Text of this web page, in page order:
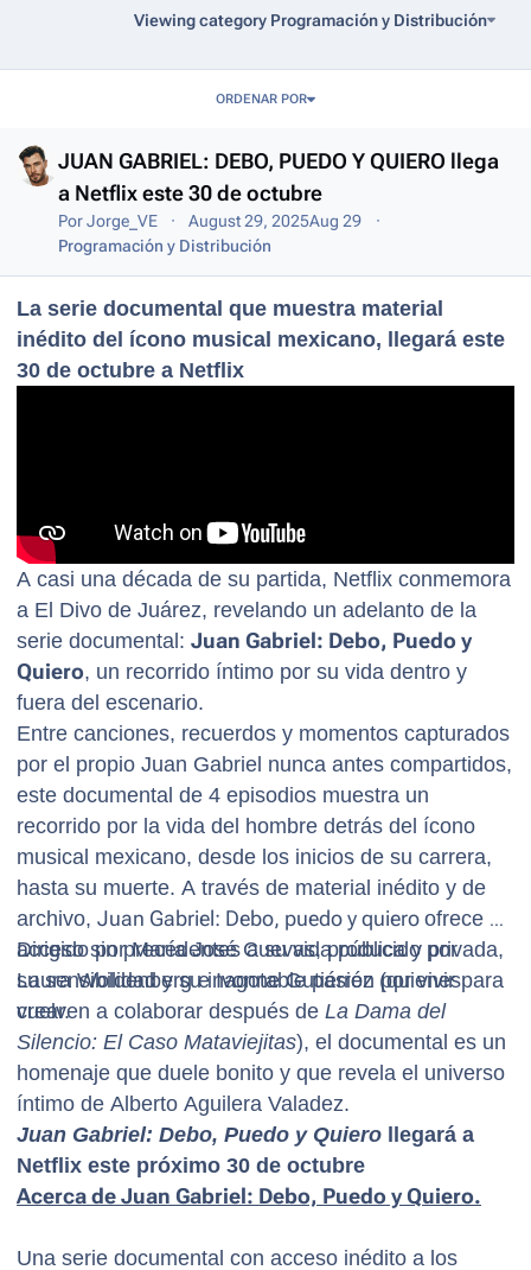
Viewing category Programación y Distribución
ORDENAR POR
JUAN GABRIEL: DEBO, PUEDO Y QUIERO llega
a Netflix este 30 de octubre
PorJorge_VE August 29, 2025Aug 29
Programación y Distribución
La serie documental que muestra material
inédito del ícono musical mexicano, llegará este
30 de octubre a Netflix
A casi una década de su partida, Netflix conmemora
a El Divo de Juárez, revelando un adelanto de la
serie documental: Juan Gabriel: Debo, Puedo y
Quiero, un recorrido íntimo por su vida dentro y
fuera del escenario.
Entre canciones, recuerdos y momentos capturados
por el propio Juan Gabriel nunca antes compartidos,
este documental de 4 episodios muestra un
recorrido por la vida del hombre detrás del ícono
musical mexicano, desde los inicios de su carrera,
hasta su muerte. A través de material inédito y de
archivo, Juan Gabriel: Debo, puedo y quiero ofrece un
acceso sin precedentes a su vida pública y privada,
su sensibilidad y su inagotable pasión por vivir para
crear.
Dirigido por María José Cuevas, producido por
Laura Woldenberg e Ivonne Gutiérrez (quienes
vuelven a colaborar después de La Dama del
Silencio: El Caso Mataviejitas), el documental es un
homenaje que duele bonito y que revela el universo
íntimo de Alberto Aguilera Valadez.
Juan Gabriel: Debo, Puedo y Quiero llegará a
Netflix este próximo 30 de octubre
Acerca de Juan Gabriel: Debo, Puedo y Quiero.
Una serie documental con acceso inédito a los